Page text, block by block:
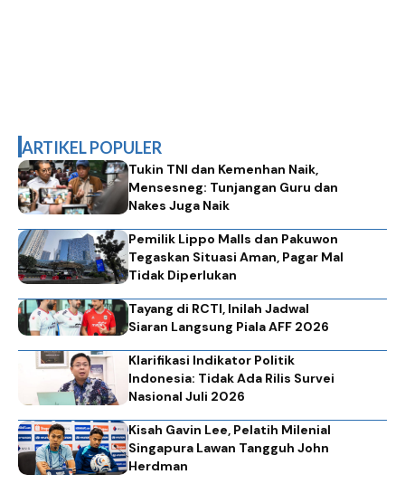
ARTIKEL POPULER
Tukin TNI dan Kemenhan Naik,
Mensesneg: Tunjangan Guru dan
Nakes Juga Naik
Pemilik Lippo Malls dan Pakuwon
Tegaskan Situasi Aman, Pagar Mal
Tidak Diperlukan
Tayang di RCTI, Inilah Jadwal
Siaran Langsung Piala AFF 2026
Klarifikasi Indikator Politik
Indonesia: Tidak Ada Rilis Survei
Nasional Juli 2026
Kisah Gavin Lee, Pelatih Milenial
Singapura Lawan Tangguh John
Herdman